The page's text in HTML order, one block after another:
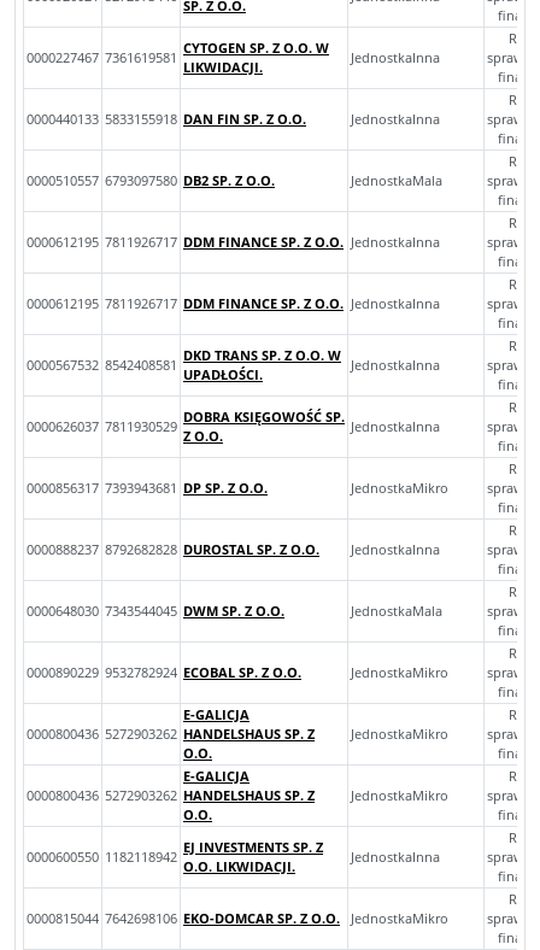
SP. Z O.O.
0000227467 7361619581
CYTOGEN SP. Z O.O. W
LIKWIDACJI.
JednostkaInna
0000440133 5833155918 DAN FIN SP. Z O.O. JednostkaInna
0000510557 6793097580 DB2 SP. Z O.O. JednostkaMala
0000612195 7811926717 DDM FINANCE SP. Z O.O. JednostkaInna
0000612195 7811926717 DDM FINANCE SP. Z O.O. JednostkaInna
0000567532 8542408581
DKD TRANS SP. Z O.O. W
UPADŁOŚCI.
JednostkaInna
0000626037 7811930529
DOBRA KSIĘGOWOŚĆ SP.
Z O.O.
JednostkaInna
0000856317 7393943681 DP SP. Z O.O. JednostkaMikro
0000888237 8792682828 DUROSTAL SP. Z O.O. JednostkaInna
0000648030 7343544045 DWM SP. Z O.O. JednostkaMala
0000890229 9532782924 ECOBAL SP. Z O.O. JednostkaMikro
0000800436 5272903262
E-GALICJA
HANDELSHAUS SP. Z
O.O.
JednostkaMikro
0000800436 5272903262
E-GALICJA
HANDELSHAUS SP. Z
O.O.
JednostkaMikro
0000600550 1182118942
EJ INVESTMENTS SP. Z
O.O. LIKWIDACJI.
JednostkaInna
0000815044 7642698106 EKO-DOMCAR SP. Z O.O. JednostkaMikro